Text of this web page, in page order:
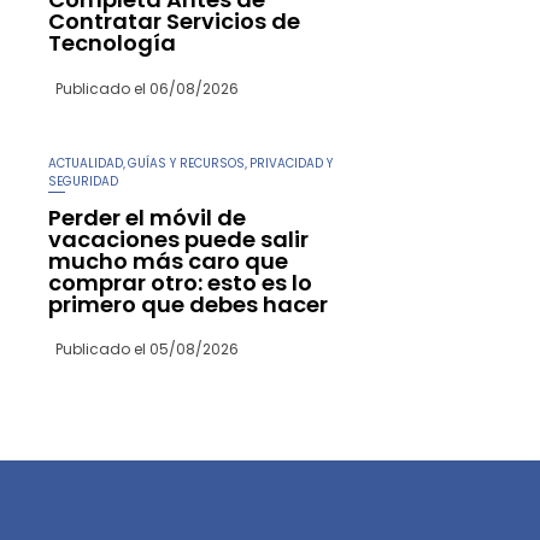
Contratar Servicios de
Tecnología
Publicado el 06/08/2026
ACTUALIDAD GUÍAS Y RECURSOS PRIVACIDAD Y
SEGURIDAD
Perder el móvil de
vacaciones puede salir
mucho más caro que
comprar otro: esto es lo
primero que debes hacer
Publicado el 05/08/2026